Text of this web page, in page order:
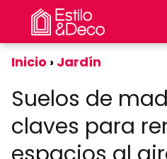
Inicio Jardín
Suelos de
claves para